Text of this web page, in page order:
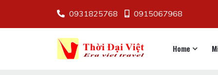
0931825768 0915067968
Home